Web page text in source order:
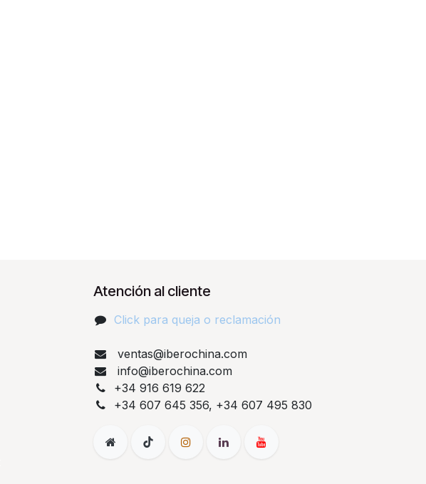
Atención al cliente
Click para queja o reclamación​
ventas@iberochina.com
info@iberochina.com
+34 916 619 622
+34 607 645 356, +34 607 495 830